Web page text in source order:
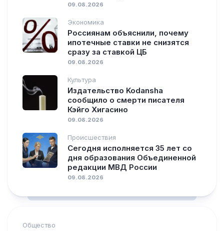
09.08.2026
Экономика
Россиянам объяснили, почему
ипотечные ставки не снизятся
сразу за ставкой ЦБ
09.08.2026
Культура
Издательство Kodansha
сообщило о смерти писателя
Кэйго Хигасино
09.08.2026
Происшествия
Сегодня исполняется 35 лет со
дня образования Объединенной
редакции МВД России
09.08.2026
Общество